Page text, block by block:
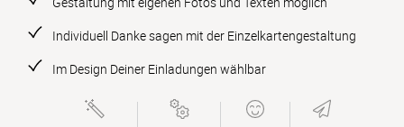
Individuell Danke sagen mit der Einzelkartengestaltung
Im Design Deiner Einladungen wählbar